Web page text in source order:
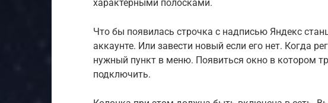
характерными полосками.
Что бы появилась строчка с надписью Яндекс
аккаунте. Или завести новый если его нет. Когда
нужный пункт в меню. Появиться окно в котором
подключить.